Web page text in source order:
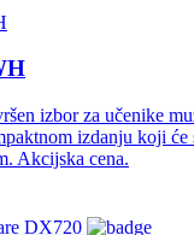
izbor za učenike
izdanju koji će
Akcijska cena.